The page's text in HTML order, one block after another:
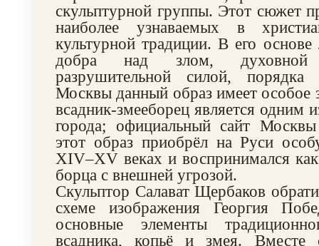
скульптурной группы. Этот сюжет
наиболее узнаваемых в
культурной традиции. В его
добра над злом, духовной
разрушительной силой,
Москвы данный образ имеет особое
всадник-змееборец является одним
города; официальный сайт Москвы
этот образ приобрёл на Руси
XIV–XV веках и воспринимался
борца с внешней угрозой.
Скульптор Салават Щербаков
схеме изображения Георгия
основные элементы
всадника, копьё и змея. Вместе